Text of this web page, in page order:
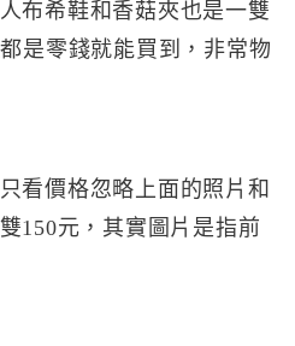
布希鞋和香菇夾也是一雙
是零錢就能買到，非常物
看價格忽略上面的照片和
150元，其實圖片是指前